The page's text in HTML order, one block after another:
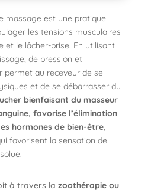
massage est une pratique
les tensions musculaires
et lelâcher-prise. En utilisant
de pression et
permet au receveur de se
et de se débarrasser du
bienfaisant du masseur
favorise l’élimination
hormones de bien-être,
favorisent la sensation de
à travers la zoothérapie ou